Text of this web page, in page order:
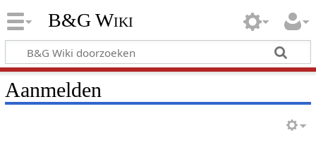
B&G Wiki
Aanmelden